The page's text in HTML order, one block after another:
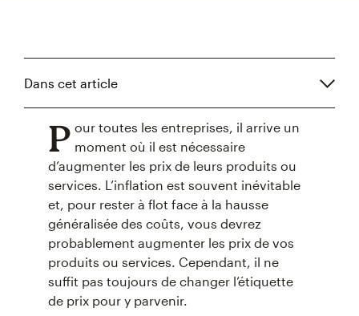
Dans cet article
P our toutes les entreprises, il arrive un
moment où il est nécessaire
d’augmenter les prix de leurs produits ou
services. L’inflation est souvent inévitable
et, pour rester à flot face à la hausse
généralisée des coûts, vous devrez
probablement augmenter les prix de vos
produits ou services. Cependant, il ne
suffit pas toujours de changer l’étiquette
de prix pour y parvenir.